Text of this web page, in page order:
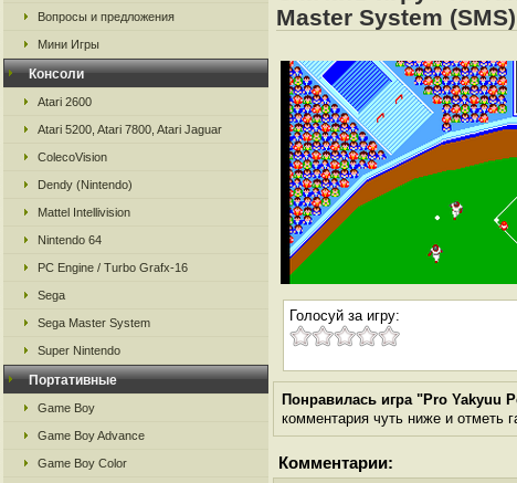
Вопросы и предложения
Мини Игры
Консоли
Atari 2600
Atari 5200, Atari 7800, Atari Jaguar
ColecoVision
Dendy (Nintendo)
Mattel Intellivision
Nintendo 64
PC Engine / Turbo Grafx-16
Sega
Sega Master System
Super Nintendo
Портативные
Game Boy
Game Boy Advance
Game Boy Color
Master System
Голосуй за игру:
Понравилась игра "Pro Yakyuu
комментария чуть ниже и отметь
Комментарии: